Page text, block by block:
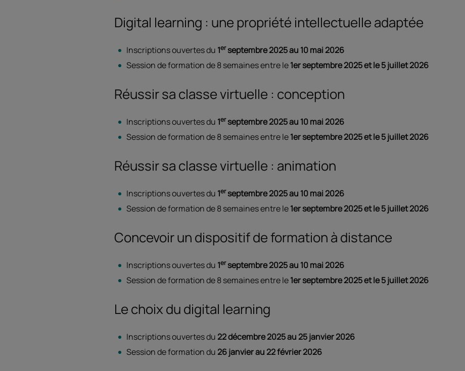
Digital learning : une propriété intellectuelle adaptée
Inscriptions ouvertes du 1erseptembre 2025 au 10 mai 2026
Session de formation de 8 semaines entre le1er septembre 2025 et le 5 juillet 2026
Réussir sa classe virtuelle : conception
Inscriptions ouvertes du 1erseptembre 2025 au 10 mai 2026
Session de formation de 8 semaines entre le1er septembre 2025 et le 5 juillet 2026
Réussir sa classe virtuelle : animation
Inscriptions ouvertes du 1erseptembre 2025 au 10 mai 2026
Session de formation de 8 semaines entre le1er septembre 2025 et le 5 juillet 2026
Concevoir un dispositif de formation à distance
Inscriptions ouvertes du 1erseptembre 2025 au 10 mai 2026
Session de formation de 8 semaines entre le1er septembre 2025 et le 5 juillet 2026
Le choix du digital learning
Inscriptions ouvertes du22 décembre 2025 au 25 janvier 2026
Session de formation du26 janvier au 22 février 2026